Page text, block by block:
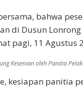
bahwa
di Dusun Lonrong
pagi, 11 Agustus
Kesenian oleh Panitia
kesiapan panitia